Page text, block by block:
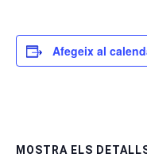
Afegeix al
MOSTRA ELS